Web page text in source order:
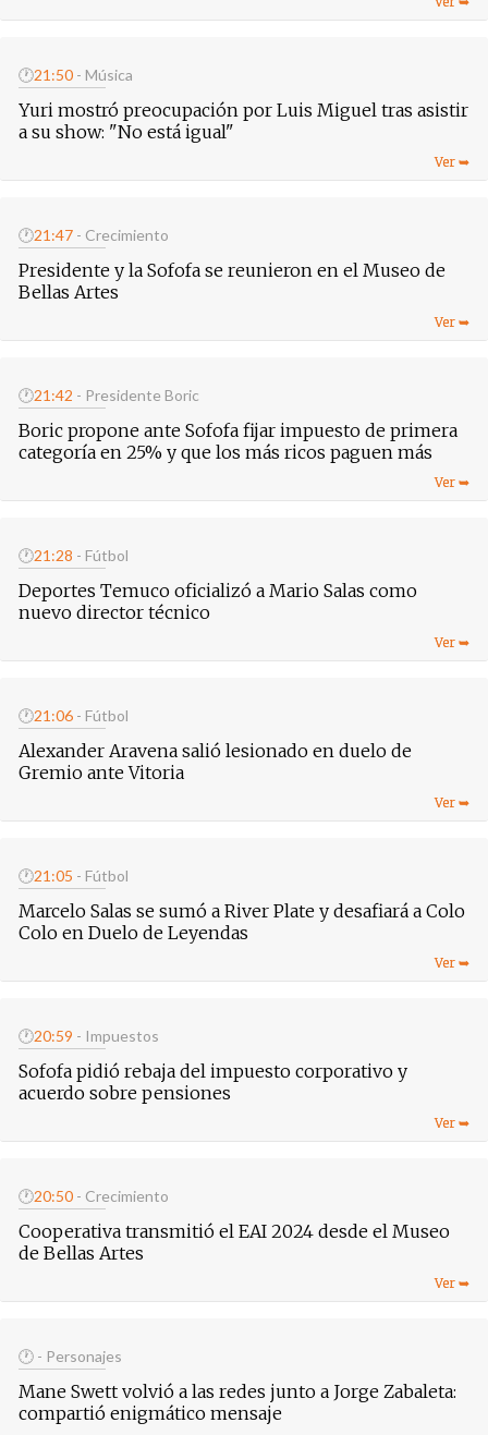
🕐21:50 - Música
Yuri mostró preocupación por Luis Miguel tras asistir
a su show: "No está igual"
🕐21:47 - Crecimiento
Presidente y la Sofofa se reunieron en el Museo de
Bellas Artes
🕐21:42 - Presidente Boric
Boric propone ante Sofofa fijar impuesto de primera
categoría en 25% y que los más ricos paguen más
🕐21:28 - Fútbol
Deportes Temuco oficializó a Mario Salas como
nuevo director técnico
🕐21:06 - Fútbol
Alexander Aravena salió lesionado en duelo de
Gremio ante Vitoria
🕐21:05 - Fútbol
Marcelo Salas se sumó a River Plate y desafiará a Colo
Colo en Duelo de Leyendas
🕐20:59 - Impuestos
Sofofa pidió rebaja del impuesto corporativo y
acuerdo sobre pensiones
🕐20:50 - Crecimiento
Cooperativa transmitió el EAI 2024 desde el Museo
de Bellas Artes
🕐 - Personajes
Mane Swett volvió a las redes junto a Jorge Zabaleta:
compartió enigmático mensaje